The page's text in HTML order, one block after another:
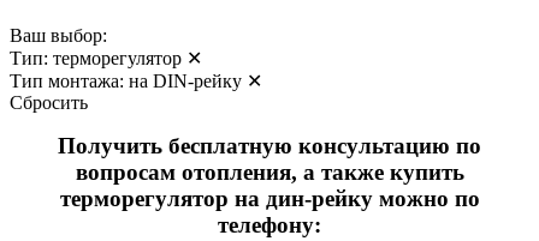
Ваш выбор:
Тип: терморегулятор ✕
Тип монтажа: на DIN-рейку ✕
Сбросить
Получить бесплатную консультацию по
вопросам отопления, а также купить
терморегулятор на дин-рейку можно по
телефону: